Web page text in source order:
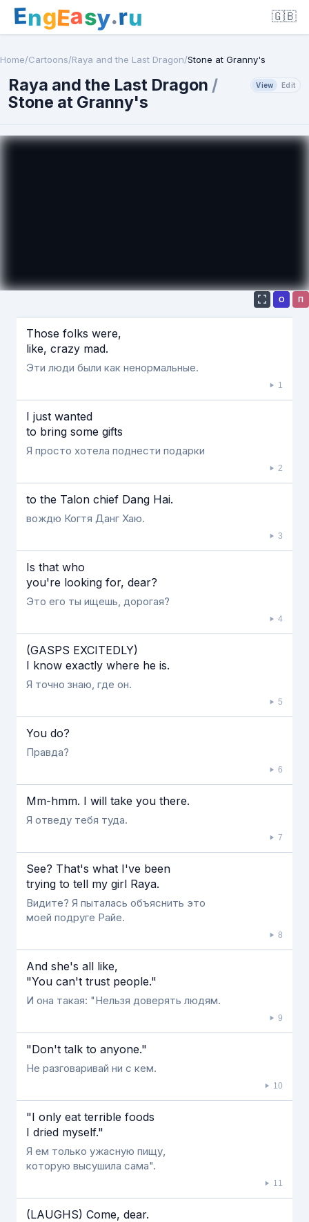
EngEasy.ru 🇬🇧
Home/Cartoons/Raya and the Last Dragon/Stone at Granny's
Raya and the Last Dragon /
Stone at Granny's
View Edit
Если видео долго не грузится, выключите VPN
О П
Those folks were,
like, crazy mad.
Эти люди были как ненормальные.
1
I just wanted
to bring some gifts
Я просто хотела поднести подарки
2
to the Talon chief Dang Hai.
вождю Когтя Данг Хаю.
3
Is that who
you're looking for, dear?
Это его ты ищешь, дорогая?
4
(GASPS EXCITEDLY)
I know exactly where he is.
Я точно знаю, где он.
5
You do?
Правда?
6
Mm-hmm. I will take you there.
Я отведу тебя туда.
7
See? That's what I've been
trying to tell my girl Raya.
Видите? Я пыталась объяснить это
моей подруге Райе.
8
And she's all like,
"You can't trust people."
И она такая: "Нельзя доверять людям.
9
"Don't talk to anyone."
Не разговаривай ни с кем.
10
"I only eat terrible foods
I dried myself."
Я ем только ужасную пищу,
которую высушила сама".
11
(LAUGHS) Come, dear.